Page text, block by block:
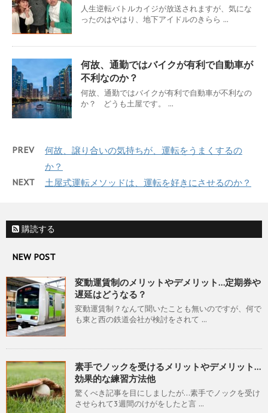
人生逆転バトルカイジが放送されますが、気にな
ったのはやはり、地下アイドルのきらら ...
何故、通勤ではバイクが有利で自動車が
不利なのか？
何故、通勤ではバイクが有利で自動車が不利なの
か？ どうも土屋です。 ...
PREV
何故、譲り合いの気持ちが、運転をうまくするの
か？
NEXT 土屋式運転メソッドは、運転を好きにさせるのか？
購読する
NEW POST
変動運賃制のメリットやデメリット…定期券や
遅延はどうなる？
変動運賃制？なんて聞いたことも無いのですが、何で
も東と西の鉄道会社が検討をされて ...
素手でノックを受けるメリットやデメリット…
効果的な練習方法他
驚くべき記事を目にしましたが…素手でノックを受け
させられて3週間のけがをしたと言 ...